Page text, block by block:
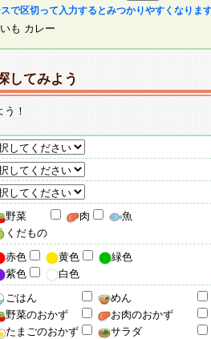
で区切って入力するとみつかりやすくなりま
カレー
してみよう
！
野菜 肉
魚
くだもの
赤色 黄色
緑色
紫色
白色
ごはん
めん
野菜のおかず
お肉のおかず
たまごのおかず
サラダ